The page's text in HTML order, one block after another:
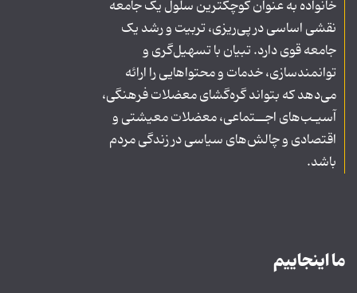
خانواده به عنوان کوچکترین سلول یک جامعه
نقشی اساسی در پی‌ریزی، تربیت و رشد یک
جامعه قوی دارد. تبیان با تسهیل‌گری و
توانمندسازی، خدمات و محتواهایی را ارائه
می‌دهد که بتواند گره‌گشای معضلات فرهنگی،
آسیـب‌های اجــتماعی، معضلات معیشتی و
اقتصادی و چالش‌های سیاسی در زندگی مردم
باشد.
ما اینجاییم